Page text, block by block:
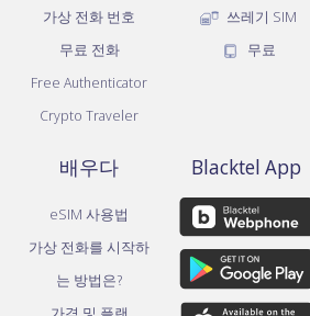
가상 전화 번호
무료 전화
Free Authenticator
Crypto Traveler
쓰레기 SIM
무료
배우다
eSIM 사용법
가상 전화를 시작하
는 방법은?
Blacktel App